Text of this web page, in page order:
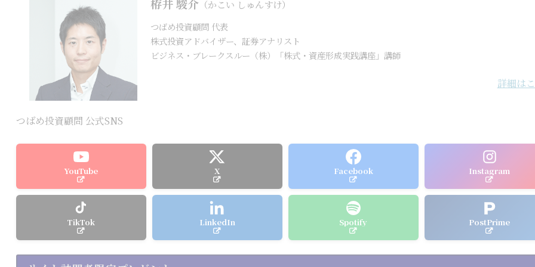
（かこい しゅんすけ）
つばめ投資顧問 代表
株式投資アドバイザー、証券アナリスト
ビジネス・ブレークスルー（株）「株式・資産形成実践講座」講師
詳細は
つばめ投資顧問 公式SNS
YouTube X Facebook Instagram
TikTok LinkedIn Spotify PostPrime